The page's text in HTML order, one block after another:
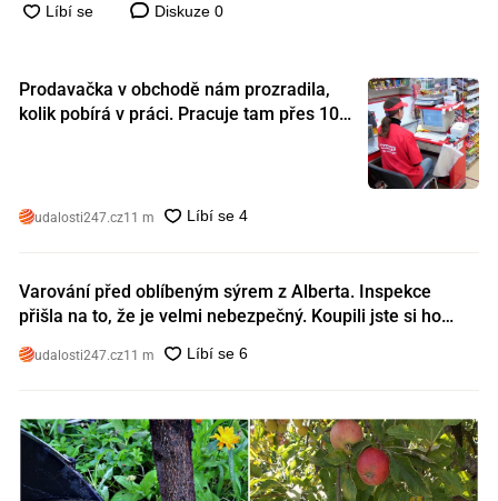
Diskuze 0
Prodavačka v obchodě nám prozradila,
kolik pobírá v práci. Pracuje tam přes 10
udalosti247.cz11 m
Varování před oblíbeným sýrem z Alberta. Inspekce
přišla na to, že je velmi nebezpečný. Koupili jste si ho
udalosti247.cz11 m